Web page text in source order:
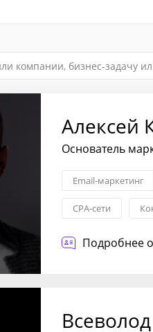
Алексей
Основатель
Email-маркетинг
CPA-сети
Подробнее